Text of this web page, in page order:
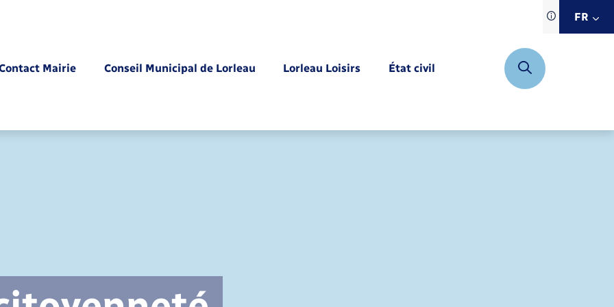
Traduction
siteFR
Mairie Conseil Municipal de Lorleau Lorleau Loisirs État civil